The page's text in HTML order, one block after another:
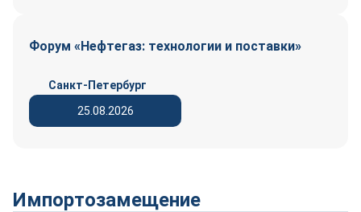
Форум «Нефтегаз: технологии и поставки»
25.08.2026
Санкт-Петербург
Импортозамещение